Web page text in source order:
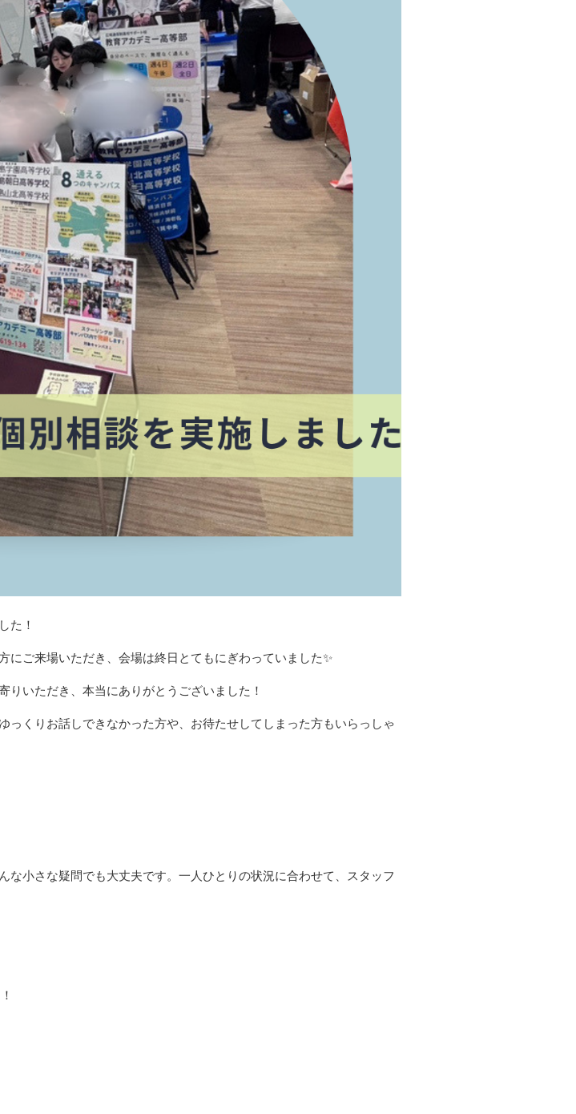
た！
ご来場いただき、会場は終日とてもにぎわっていました✨
いただき、本当にありがとうございました！
くりお話しできなかった方や、お待たせしてしまった方もいらっしゃ
小さな疑問でも大丈夫です。一人ひとりの状況に合わせて、スタッフ